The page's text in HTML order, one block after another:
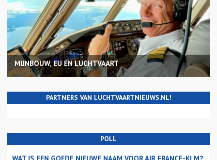
MIJNBOUW, EU EN LUCHTVAART
PARTNERS VAN LUCHTVAARTNIEUWS.NL!
POLL